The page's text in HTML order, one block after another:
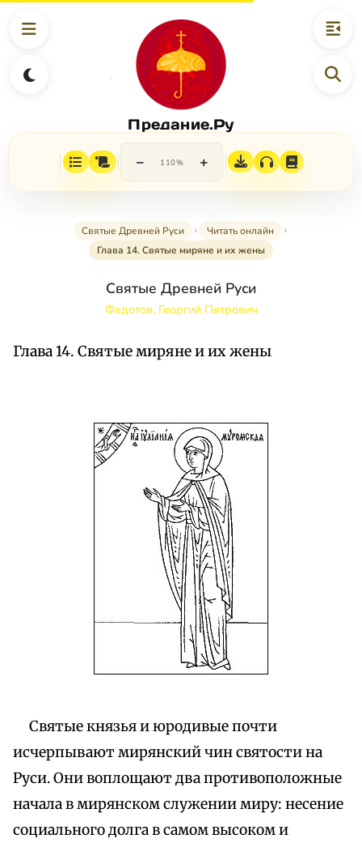
Предание.Ру
− 110% +
Святые Древней Руси
Читать онлайн
Глава 14. Святые миряне и их жены
Святые Древней Руси
Федотов, Георгий Петрович
Глава 14. Святые миряне и их жены
Cвятые князья и юродивые почти
исчерпывают мирянский чин святости на
Руси. Они воплощают два противоположные
начала в мирянском служении миру: несение
социального долга в самом высоком и